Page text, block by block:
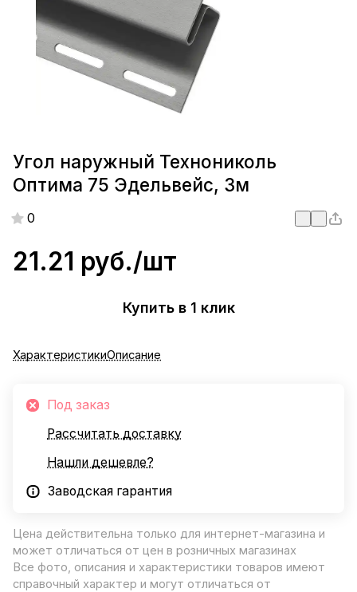
Угол наружный Технониколь
Оптима 75 Эдельвейс, 3м
0
21.21 руб./шт
Купить в 1 клик
ХарактеристикиОписание
Под заказ
Рассчитать доставку
Нашли дешевле?
Заводская гарантия
Цена действительна только для интернет-магазина и
может отличаться от цен в розничных магазинах
Все фото, описания и характеристики товаров имеют
справочный характер и могут отличаться от